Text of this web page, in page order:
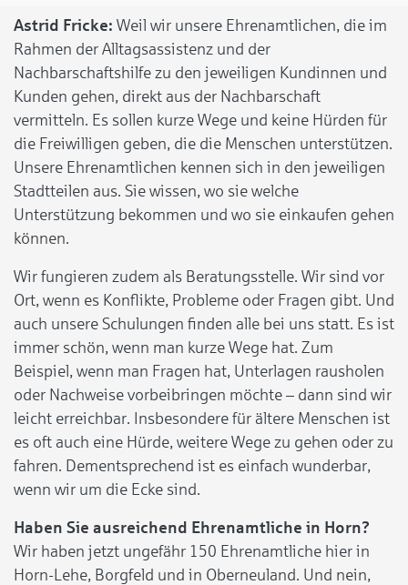
Astrid Fricke: Weil wir unsere Ehrenamtlichen, die im
Rahmen der Alltagsassistenz und der
Nachbarschaftshilfe zu den jeweiligen Kundinnen und
Kunden gehen, direkt aus der Nachbarschaft
vermitteln. Es sollen kurze Wege und keine Hürden für
die Freiwilligen geben, die die Menschen unterstützen.
Unsere Ehrenamtlichen kennen sich in den jeweiligen
Stadtteilen aus. Sie wissen, wo sie welche
Unterstützung bekommen und wo sie einkaufen gehen
können.
Wir fungieren zudem als Beratungsstelle. Wir sind vor
Ort, wenn es Konflikte, Probleme oder Fragen gibt. Und
auch unsere Schulungen finden alle bei uns statt. Es ist
immer schön, wenn man kurze Wege hat. Zum
Beispiel, wenn man Fragen hat, Unterlagen rausholen
oder Nachweise vorbeibringen möchte – dann sind wir
leicht erreichbar. Insbesondere für ältere Menschen ist
es oft auch eine Hürde, weitere Wege zu gehen oder zu
fahren. Dementsprechend ist es einfach wunderbar,
wenn wir um die Ecke sind.
Haben Sie ausreichend Ehrenamtliche in Horn?
Wir haben jetzt ungefähr 150 Ehrenamtliche hier in
Horn-Lehe, Borgfeld und in Oberneuland. Und nein,